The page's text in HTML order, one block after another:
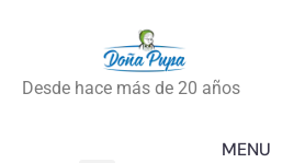
Desde hace más de 20 años
MENU